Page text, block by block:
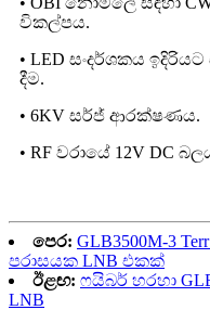
විකල්පය.
• LED සංදර්ශකය
දීම.
• 6KV සර්ජ් ආරක්ෂණය.
• RF වරායේ 12V DC
පෙර: GLB3500M-3
පරාසයක LNB එකක්
ඊළඟ: ෆයිබර් හරහා
LNB